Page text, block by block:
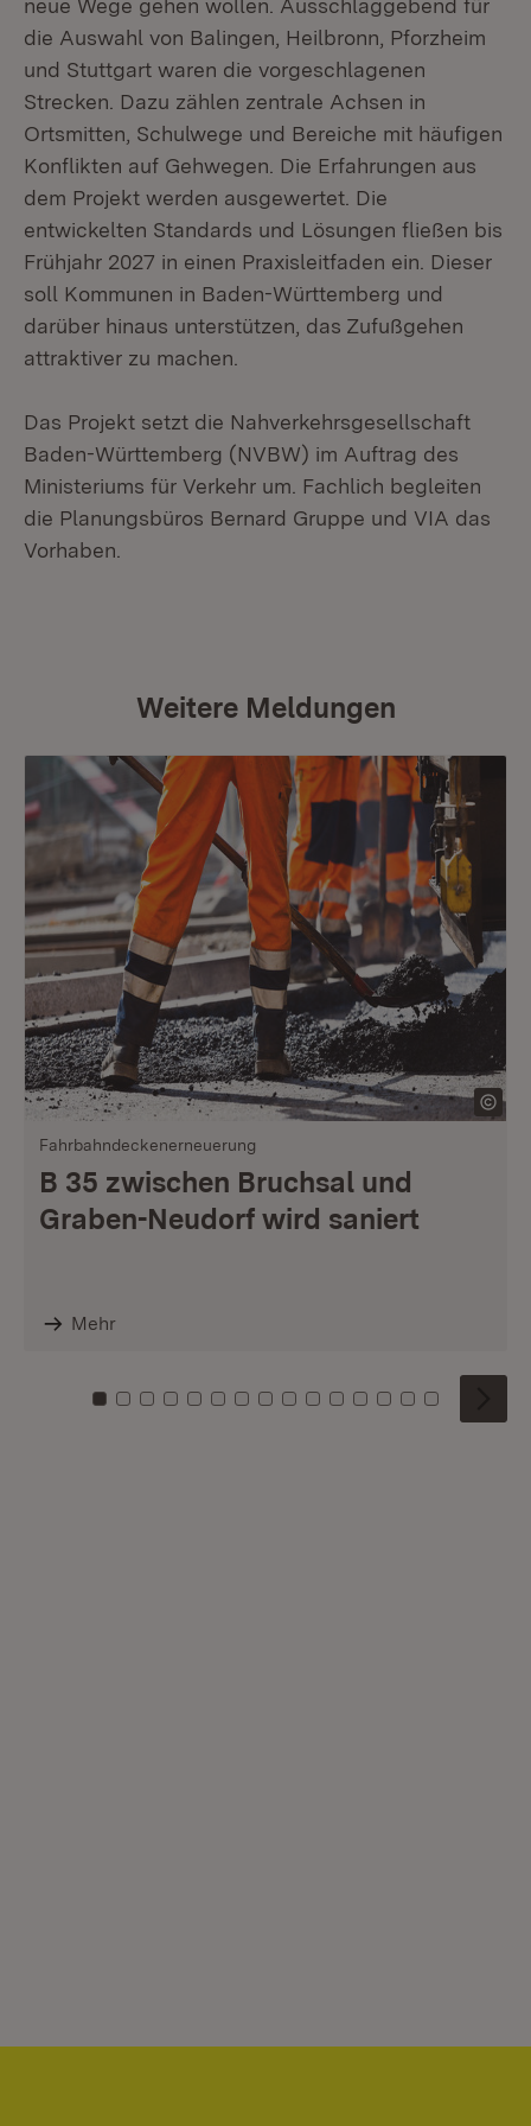
neue Wege gehen wollen. Ausschlaggebend für
die Auswahl von Balingen, Heilbronn, Pforzheim
und Stuttgart waren die vorgeschlagenen
Strecken. Dazu zählen zentrale Achsen in
Ortsmitten, Schulwege und Bereiche mit häufigen
Konflikten auf Gehwegen. Die Erfahrungen aus
dem Projekt werden ausgewertet. Die
entwickelten Standards und Lösungen fließen bis
Frühjahr 2027 in einen Praxisleitfaden ein. Dieser
soll Kommunen in Baden-Württemberg und
darüber hinaus unterstützen, das Zufußgehen
attraktiver zu machen.
Das Projekt setzt die Nahverkehrsgesellschaft
Baden-Württemberg (NVBW) im Auftrag des
Ministeriums für Verkehr um. Fachlich begleiten
die Planungsbüros Bernard Gruppe und VIA das
Vorhaben.
Weitere Meldungen
Fahrbahndeckenerneuerung
B 35 zwischen Bruchsal und
Graben-Neudorf wird saniert
Mehr
Zu Kachel: 0
Zu Kachel: 1
Zu Kachel: 2
Zu Kachel: 3
Zu Kachel: 4
Zu Kachel: 5
Zu Kachel: 6
Zu Kachel: 7
Zu Kachel: 8
Zu Kachel: 9
Zu Kachel: 10
Zu Kachel: 11
Zu Kachel: 12
Zu Kachel:
Zu